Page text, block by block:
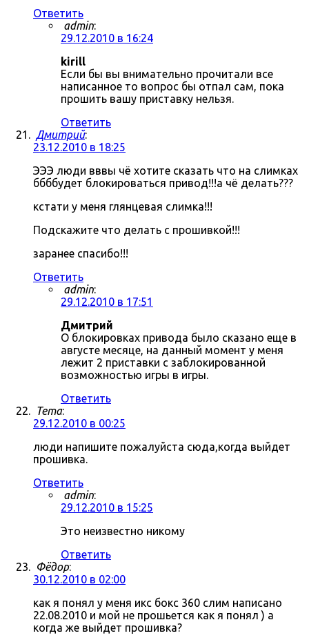
Ответить
admin:
29.12.2010 в 16:24
kirill
Если бы вы внимательно прочитали все
написанное то вопрос бы отпал сам, пока
прошить вашу приставку нельзя.
Ответить
Дмитрий:
23.12.2010 в 18:25
ЭЭЭ люди вввы чё хотите сказать что на слимках
ббббудет блокироваться привод!!!а чё делать???
кстати у меня глянцевая слимка!!!
Подскажите что делать с прошивкой!!!
заранее спасибо!!!
Ответить
admin:
29.12.2010 в 17:51
Дмитрий
О блокировках привода было сказано еще в
августе месяце, на данный момент у меня
лежит 2 приставки с заблокированной
возможностью игры в игры.
Ответить
Tema:
29.12.2010 в 00:25
люди напишите пожалуйста сюда,когда выйдет
прошивка.
Ответить
admin:
29.12.2010 в 15:25
Это неизвестно никому
Ответить
Фёдор:
30.12.2010 в 02:00
как я понял у меня икс бокс 360 слим написано
22.08.2010 и мой не прошьется как я понял ) а
когда же выйдет прошивка?